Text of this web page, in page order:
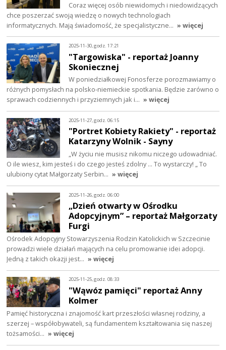
Coraz więcej osób niewidomych i niedowidzących
chce poszerzać swoją wiedzę o nowych technologiach
informatycznych. Mają świadomość, że specjalistyczne… » więcej
2025-11-30, godz. 17:21
"Targowiska" - reportaż Joanny
Skoniecznej
W poniedziałkowej Fonosferze porozmawiamy o
różnych pomysłach na polsko-niemieckie spotkania. Będzie zarówno o
sprawach codziennych i przyziemnych jak i… » więcej
2025-11-27, godz. 06:15
"Portret Kobiety Rakiety" - reportaż
Katarzyny Wolnik - Sayny
„W życiu nie musisz nikomu niczego udowadniać.
O ile wiesz, kim jesteś i do czego jesteś zdolny ... To wystarczy! „ To
ulubiony cytat Małgorzaty Serbin… » więcej
2025-11-26, godz. 06:00
„Dzień otwarty w Ośrodku
Adopcyjnym” – reportaż Małgorzaty
Furgi
Ośrodek Adopcyjny Stowarzyszenia Rodzin Katolickich w Szczecinie
prowadzi wiele działań mających na celu promowanie idei adopcji.
Jedną z takich okazji jest… » więcej
2025-11-25, godz. 08:33
"Wąwóz pamięci" reportaż Anny
Kolmer
Pamięć historyczna i znajomość kart przeszłości własnej rodziny, a
szerzej – współobywateli, są fundamentem kształtowania się naszej
tożsamości… » więcej